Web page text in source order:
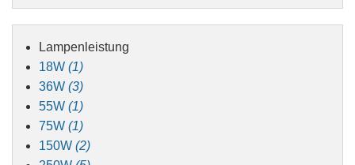
Lampenleistung
18W (1)
36W (3)
55W (1)
75W (1)
150W (2)